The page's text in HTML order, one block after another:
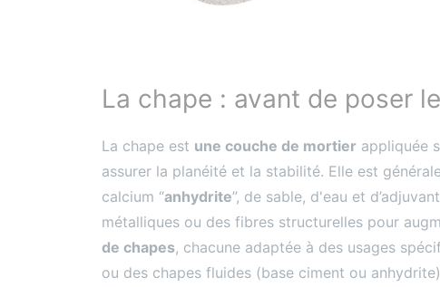
La chape : avant de poser
La chape est une couche de mortier appliquée
assurer la planéité et la stabilité. Elle est
calcium “anhydrite”, de sable, d'eau et
métalliques ou des fibres structurelles pour
de chapes, chacune adaptée à des usages
ou des chapes fluides (base ciment ou